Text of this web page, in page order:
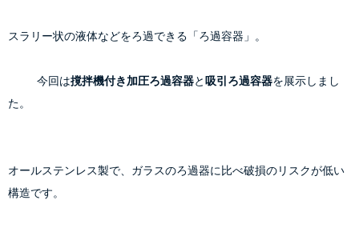
スラリー状の液体などをろ過できる「ろ過容器」。
            今回は
撹拌機付き加圧ろ過容器と 吸引ろ過容器を展示しまし
た。
オールステンレス製で、ガラスのろ過器に比べ破損のリスクが低い
構造です。